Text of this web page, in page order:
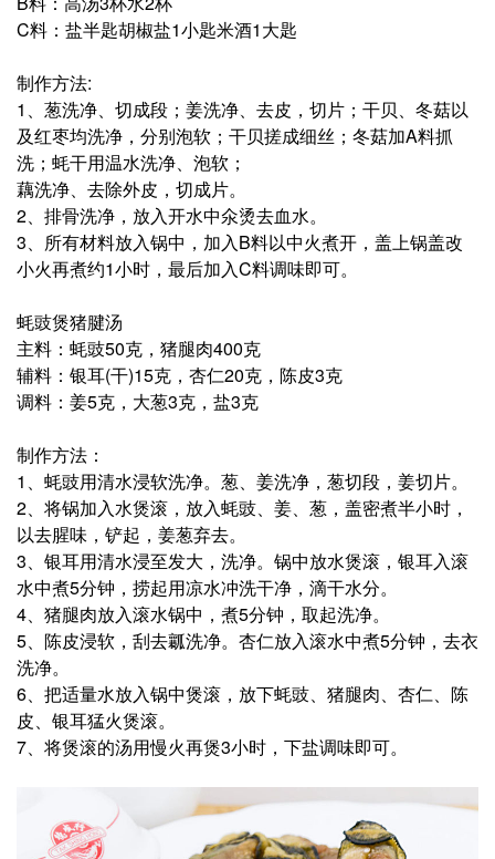
C料：盐半匙胡椒盐1小匙米酒1大匙
制作方法:
1、葱洗净、切成段；姜洗净、去皮，切片；干贝、冬菇以
及红枣均洗净，分别泡软；干贝搓成细丝；冬菇加A料抓
洗；蚝干用温水洗净、泡软；
藕洗净、去除外皮，切成片。
2、排骨洗净，放入开水中氽烫去血水。
3、所有材料放入锅中，加入B料以中火煮开，盖上锅盖改
小火再煮约1小时，最后加入C料调味即可。
蚝豉煲猪腱汤
主料：蚝豉50克，猪腿肉400克
辅料：银耳(干)15克，杏仁20克，陈皮3克
调料：姜5克，大葱3克，盐3克
制作方法：
1、蚝豉用清水浸软洗净。葱、姜洗净，葱切段，姜切片。
2、将锅加入水煲滚，放入蚝豉、姜、葱，盖密煮半小时，
以去腥味，铲起，姜葱弃去。
3、银耳用清水浸至发大，洗净。锅中放水煲滚，银耳入滚
水中煮5分钟，捞起用凉水冲洗干净，滴干水分。
4、猪腿肉放入滚水锅中，煮5分钟，取起洗净。
5、陈皮浸软，刮去瓤洗净。杏仁放入滚水中煮5分钟，去衣
洗净。
6、把适量水放入锅中煲滚，放下蚝豉、猪腿肉、杏仁、陈
皮、银耳猛火煲滚。
7、将煲滚的汤用慢火再煲3小时，下盐调味即可。